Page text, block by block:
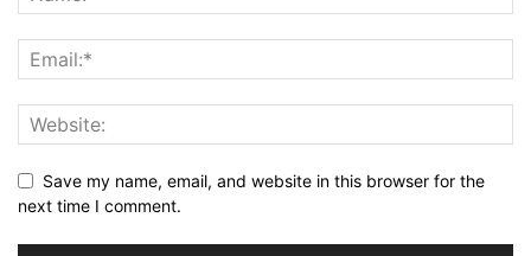
Save my name, email, and website in this browser for the
next time I comment.